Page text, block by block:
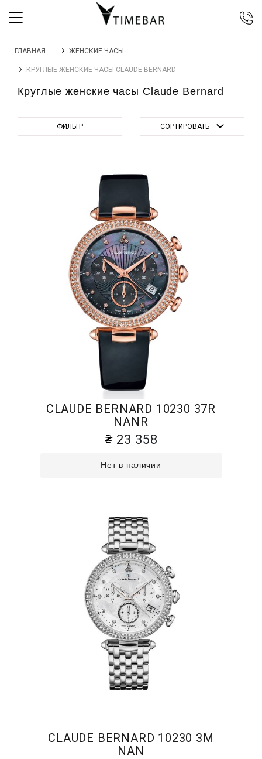
044 392 44 45
067 344 14 44 (viber)
0 800 305 805
ГЛАВНАЯ ЖЕНСКИЕ ЧАСЫ
КРУГЛЫЕ ЖЕНСКИЕ ЧАСЫ CLAUDE BERNARD
Круглые женские часы Claude Bernard
ФИЛЬТР СОРТИРОВАТЬ
CLAUDE BERNARD 10230 37R
NANR
23 358
Нет в наличии
CLAUDE BERNARD 10230 3M
NAN